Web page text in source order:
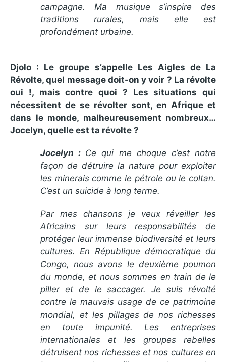
campagne. Ma musique s’inspire des
traditions rurales, mais elle est
profondément urbaine.
Djolo : Le groupe s’appelle Les Aigles de La
Révolte, quel message doit-on y voir ? La révolte
oui !, mais contre quoi ? Les situations qui
nécessitent de se révolter sont, en Afrique et
dans le monde, malheureusement nombreux…
Jocelyn, quelle est ta révolte ?
Jocelyn : Ce qui me choque c’est notre
façon de détruire la nature pour exploiter
les minerais comme le pétrole ou le coltan.
C’est un suicide à long terme.
Par mes chansons je veux réveiller les
Africains sur leurs responsabilités de
protéger leur immense biodiversité et leurs
cultures. En République démocratique du
Congo, nous avons le deuxième poumon
du monde, et nous sommes en train de le
piller et de le saccager. Je suis révolté
contre le mauvais usage de ce patrimoine
mondial, et les pillages de nos richesses
en toute impunité. Les entreprises
internationales et les groupes rebelles
détruisent nos richesses et nos cultures en